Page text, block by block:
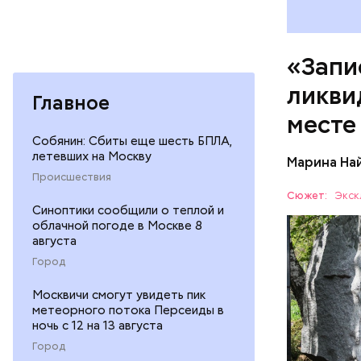
Главное
Собянин: Сбиты еще шесть БПЛА,
летевших на Москву
Происшествия
Синоптики сообщили о теплой и
облачной погоде в Москве 8
августа
Город
Москвичи смогут увидеть пик
метеорного потока Персеиды в
ночь с 12 на 13 августа
Город
Марина
Сюжет:
Макеев в
полку
на
АВАРИИ